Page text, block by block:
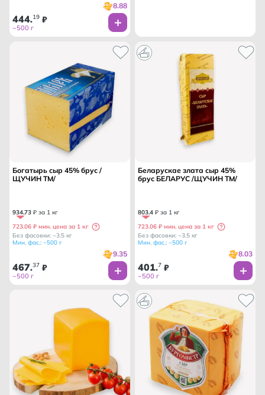
8.88
444.19 ₽
~500 г
Богатырь сыр 45% брус /
ЩУЧИН ТМ/
934.73 ₽ за 1 кг
723.06 ₽ мин. цена за 1 кг
Без фасовки: ~3.5 кг
Мин. фас.: ~500 г
9.35
467.37 ₽
~500 г
Беларускае злата сыр 45%
брус БЕЛАРУС /ЩУЧИН ТМ/
803.4 ₽ за 1 кг
723.06 ₽ мин. цена за 1 кг
Без фасовки: ~3.5 кг
Мин. фас.: ~500 г
8.03
401.7 ₽
~500 г